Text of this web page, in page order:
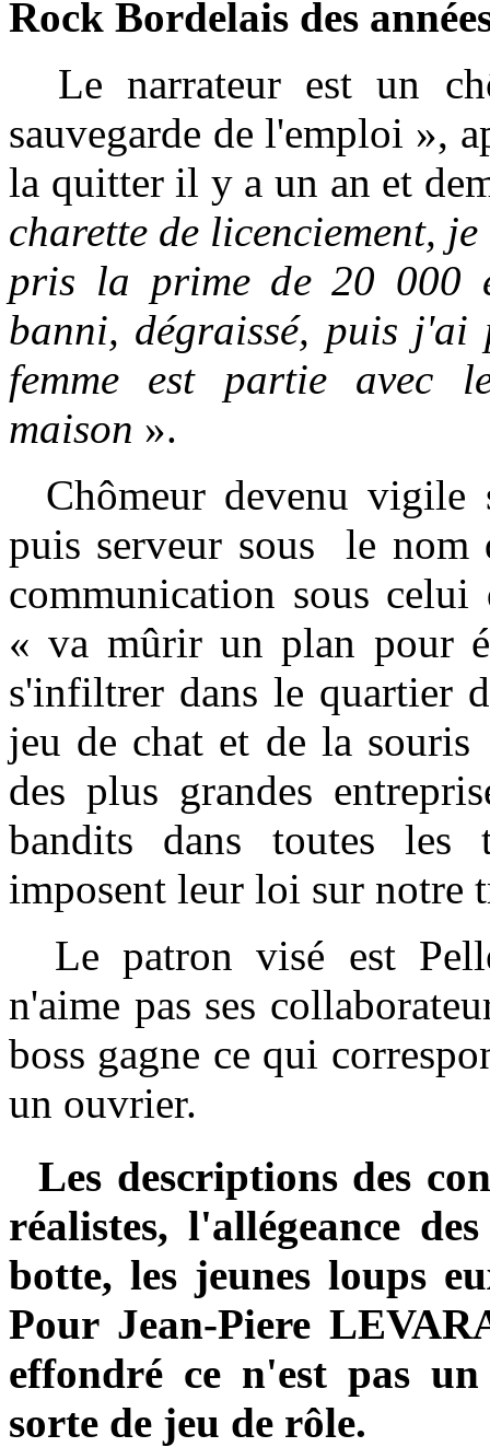
Rock Bordelais des
Le narrateur est un
sauvegarde de l'emploi »,
la quitter il y a un an et
charette de licenciement,
pris la prime de 20 000
banni, dégraissé, puis j'ai
femme est partie avec
maison ».
Chômeur devenu vigile
puis serveur sous le nom
communication sous
« va mûrir un plan pour
s'infiltrer dans le quartier
jeu de chat et de la
des plus grandes
bandits dans toutes les
imposent leur loi sur notre
Le patron visé est
n'aime pas ses
boss gagne ce qui
un ouvrier.
Les descriptions des
réalistes, l'allégeance
botte, les jeunes loups
Pour Jean-Piere
effondré ce n'est pas
sorte de jeu de rôle.